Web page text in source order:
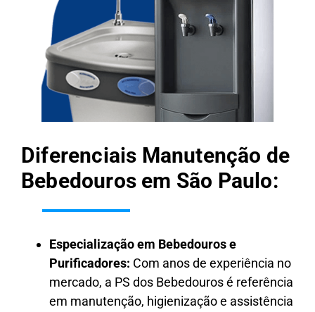
Diferenciais Manutenção de
Bebedouros em São Paulo:
Especialização em Bebedouros e
Purificadores: Com anos de experiência no
mercado, a PS dos Bebedouros é referência
em manutenção, higienização e assistência